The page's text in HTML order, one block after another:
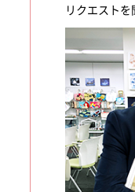
リクエストを